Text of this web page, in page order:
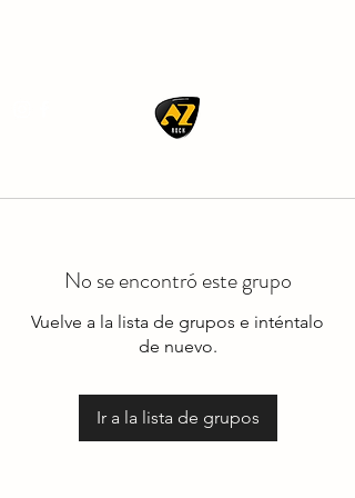
No se encontró este grupo
Vuelve a la lista de grupos e inténtalo
de nuevo.
Ir a la lista de grupos